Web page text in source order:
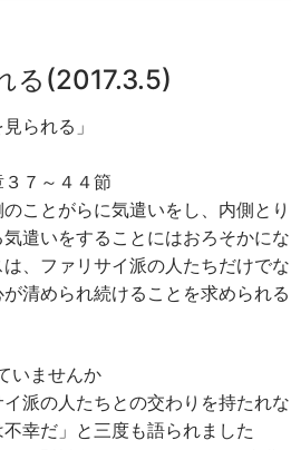
る(2017.3.5)
心を見られる」
～４４節
ことがらに気遣いをし、内側とり
遣いをすることにはおろそかにな
、ファリサイ派の人たちだけでな
清められ続けることを求められる
いませんか
派の人たちとの交わりを持たれな
幸だ」と三度も語られました